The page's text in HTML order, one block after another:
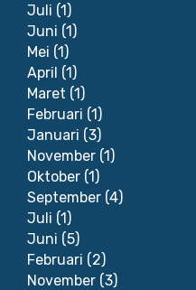
Juli (1)
Juni (1)
Mei (1)
April (1)
Maret (1)
Februari (1)
Januari (3)
November (1)
Oktober (1)
September (4)
Juli (1)
Juni (5)
Februari (2)
November (3)